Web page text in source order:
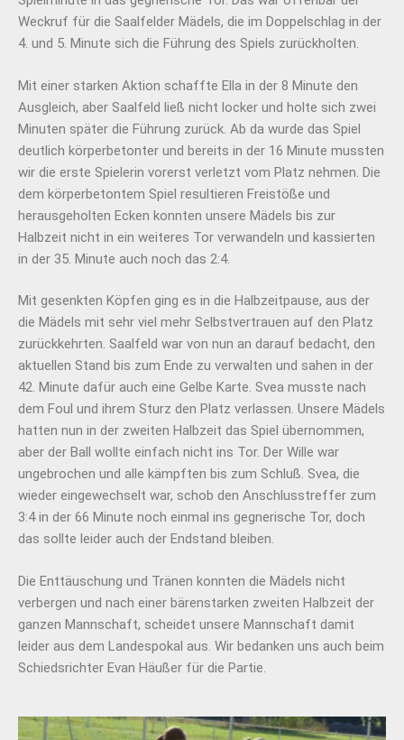
Weckruf für die Saalfelder Mädels, die im Doppelschlag in der
4. und 5. Minute sich die Führung des Spiels zurückholten.
Mit einer starken Aktion schaffte Ella in der 8 Minute den
Ausgleich, aber Saalfeld ließ nicht locker und holte sich zwei
Minuten später die Führung zurück. Ab da wurde das Spiel
deutlich körperbetonter und bereits in der 16 Minute mussten
wir die erste Spielerin vorerst verletzt vom Platz nehmen. Die
dem körperbetontem Spiel resultieren Freistöße und
herausgeholten Ecken konnten unsere Mädels bis zur
Halbzeit nicht in ein weiteres Tor verwandeln und kassierten
in der 35. Minute auch noch das 2:4.
Mit gesenkten Köpfen ging es in die Halbzeitpause, aus der
die Mädels mit sehr viel mehr Selbstvertrauen auf den Platz
zurückkehrten. Saalfeld war von nun an darauf bedacht, den
aktuellen Stand bis zum Ende zu verwalten und sahen in der
42. Minute dafür auch eine Gelbe Karte. Svea musste nach
dem Foul und ihrem Sturz den Platz verlassen. Unsere Mädels
hatten nun in der zweiten Halbzeit das Spiel übernommen,
aber der Ball wollte einfach nicht ins Tor. Der Wille war
ungebrochen und alle kämpften bis zum Schluß. Svea, die
wieder eingewechselt war, schob den Anschlusstreffer zum
3:4 in der 66 Minute noch einmal ins gegnerische Tor, doch
das sollte leider auch der Endstand bleiben.
Die Enttäuschung und Tränen konnten die Mädels nicht
verbergen und nach einer bärenstarken zweiten Halbzeit der
ganzen Mannschaft, scheidet unsere Mannschaft damit
leider aus dem Landespokal aus. Wir bedanken uns auch beim
Schiedsrichter Evan Häußer für die Partie.